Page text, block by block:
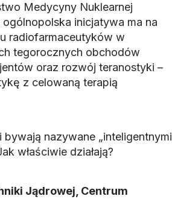
Medycyny Nuklearnej
inicjatywa ma na
radiofarmaceutyków w
tegorocznych obchodów
oraz rozwój teranostyki –
z celowaną terapią
bywają nazywane „inteligentnymi
właściwie działają?
Jądrowej, Centrum